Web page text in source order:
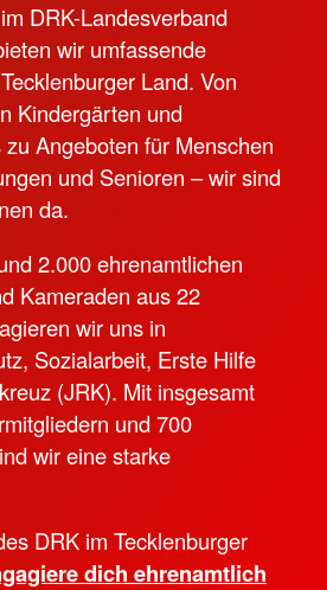
DRK-Landesverband
wir umfassende
Land. Von
Kindergärten und
Angeboten für Menschen
und Senioren – wir sind
da.
2.000 ehrenamtlichen
Kameraden aus 22
wir uns in
Sozialarbeit, Erste Hilfe
(JRK). Mit insgesamt
und 700
wir eine starke
DRK im Tecklenburger
dich ehrenamtlich